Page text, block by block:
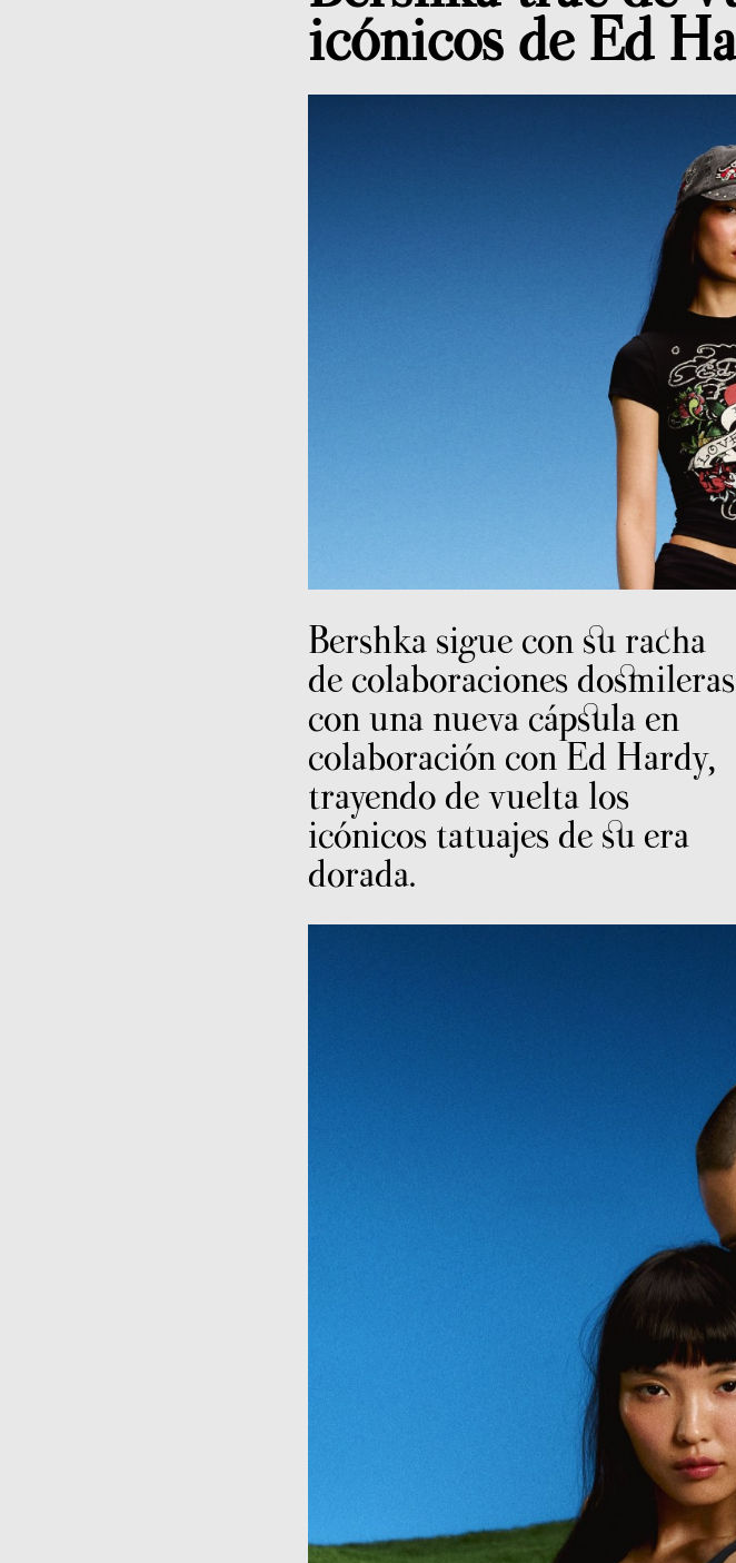
icónicos de Ed
Bershka sigue con su racha
de colaboraciones dosmileras
con una nueva cápsula en
colaboración con Ed Hardy,
trayendo de vuelta los
icónicos tatuajes de su era
dorada.